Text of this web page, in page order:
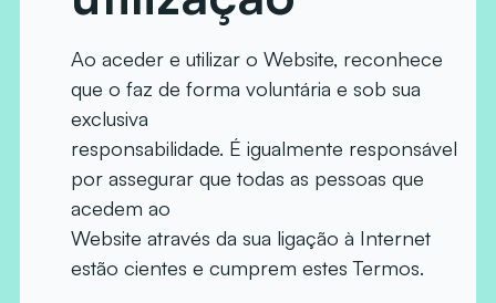
Ao aceder e utilizar o Website, reconhece
que o faz de forma voluntária e sob sua
exclusiva
responsabilidade. É igualmente responsável
por assegurar que todas as pessoas que
acedem ao
Website através da sua ligação à Internet
estão cientes e cumprem estes Termos.